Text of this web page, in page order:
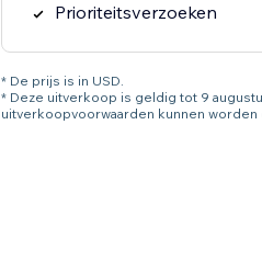
Prioriteitsverzoeken
* De prijs is in USD.
* Deze uitverkoop is geldig tot 9
uitverkoopvoorwaarden kunnen worden